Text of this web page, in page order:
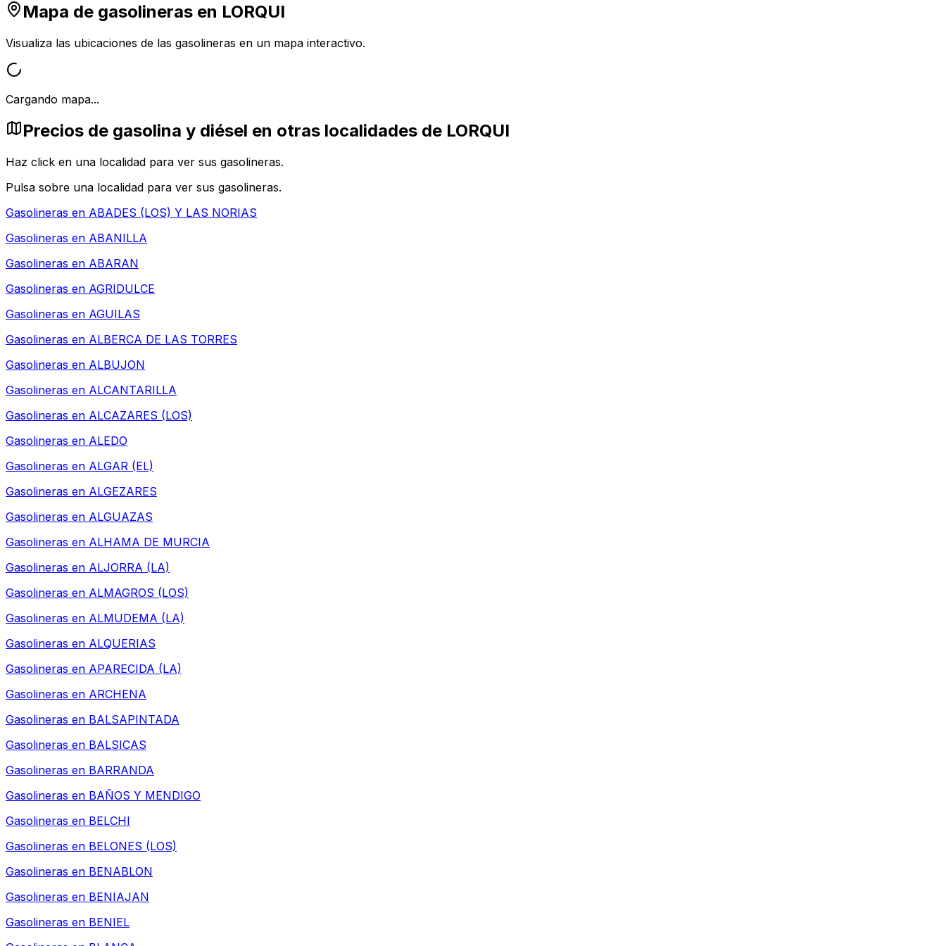
Mapa de gasolineras en LORQUI
Visualiza las ubicaciones de las gasolineras en un mapa interactivo.
Cargando mapa...
Precios de gasolina y diésel en otras localidades de LORQUI
Haz click en una localidad para ver sus gasolineras.
Pulsa sobre una localidad para ver sus gasolineras.
Gasolineras en ABADES (LOS) Y LAS NORIAS
Gasolineras en ABANILLA
Gasolineras en ABARAN
Gasolineras en AGRIDULCE
Gasolineras en AGUILAS
Gasolineras en ALBERCA DE LAS TORRES
Gasolineras en ALBUJON
Gasolineras en ALCANTARILLA
Gasolineras en ALCAZARES (LOS)
Gasolineras en ALEDO
Gasolineras en ALGAR (EL)
Gasolineras en ALGEZARES
Gasolineras en ALGUAZAS
Gasolineras en ALHAMA DE MURCIA
Gasolineras en ALJORRA (LA)
Gasolineras en ALMAGROS (LOS)
Gasolineras en ALMUDEMA (LA)
Gasolineras en ALQUERIAS
Gasolineras en APARECIDA (LA)
Gasolineras en ARCHENA
Gasolineras en BALSAPINTADA
Gasolineras en BALSICAS
Gasolineras en BARRANDA
Gasolineras en BAÑOS Y MENDIGO
Gasolineras en BELCHI
Gasolineras en BELONES (LOS)
Gasolineras en BENABLON
Gasolineras en BENIAJAN
Gasolineras en BENIEL